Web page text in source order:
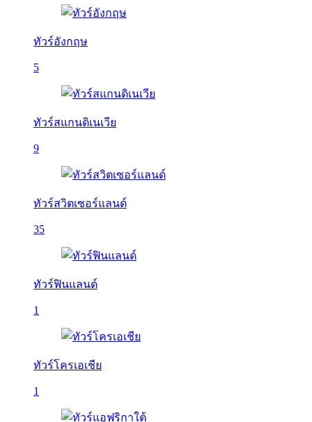
ทัวร์อังกฤษ
5
ทัวร์สแกนดิเนเวีย
9
ทัวร์สวิตเซอร์แลนด์
35
ทัวร์ฟินแลนด์
1
ทัวร์โครเอเชีย
1